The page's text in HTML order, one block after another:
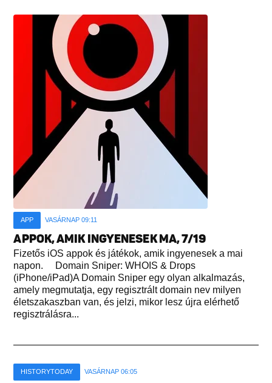
APP VASÁRNAP 09:11
APPOK, AMIK INGYENESEK MA, 7/19
Fizetős iOS appok és játékok, amik ingyenesek a mai
napon. Domain Sniper: WHOIS & Drops
(iPhone/iPad)A Domain Sniper egy olyan alkalmazás,
amely megmutatja, egy regisztrált domain nev milyen
életszakaszban van, és jelzi, mikor lesz újra elérhető
regisztrálásra...
HISTORYTODAY VASÁRNAP 06:05